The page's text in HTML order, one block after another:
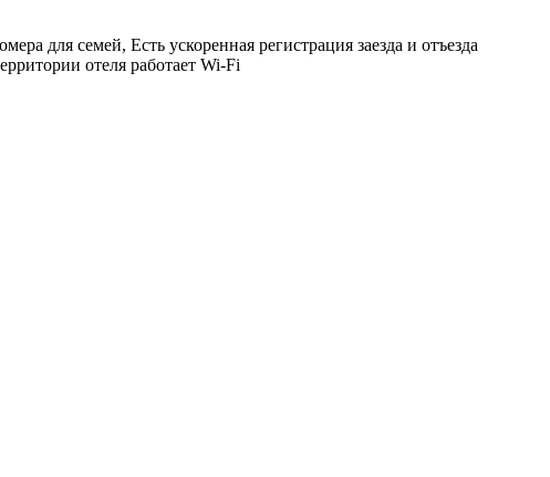
для семей, Есть ускоренная регистрация заезда и отъезда
отеля работает Wi-Fi